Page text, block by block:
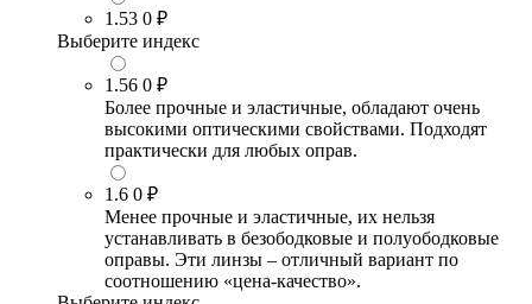
1.53 0 ₽
Выберите индекс
1.56 0 ₽
Более прочные и эластичные, обладают очень
высокими оптическими свойствами. Подходят
практически для любых оправ.
1.6 0 ₽
Менее прочные и эластичные, их нельзя
устанавливать в безободковые и полуободковые
оправы. Эти линзы – отличный вариант по
соотношению «цена-качество».